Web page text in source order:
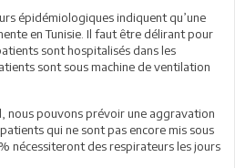
épidémiologiques indiquent qu’une
en Tunisie. Il faut être délirant pour
sont hospitalisés dans les
sont sous machine de ventilation
nous pouvons prévoir une aggravation
qui ne sont pas encore mis sous
nécessiteront des respirateurs les jours